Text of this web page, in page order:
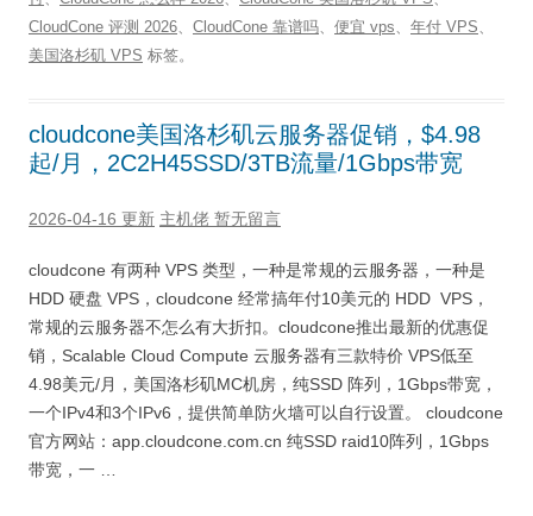
CloudCone 评测 2026、 CloudCone 靠谱吗、 便宜 vps、 年付 VPS、
美国洛杉矶 VPS 标签。
cloudcone美国洛杉矶云服务器促销，$4.98
起/月，2C2H45SSD/3TB流量/1Gbps带宽
2026-04-16 更新 主机佬 暂无留言
cloudcone 有两种 VPS 类型，一种是常规的云服务器，一种是
HDD 硬盘 VPS，cloudcone 经常搞年付10美元的 HDD VPS，
常规的云服务器不怎么有大折扣。cloudcone推出最新的优惠促
销，Scalable Cloud Compute 云服务器有三款特价 VPS低至
4.98美元/月，美国洛杉矶MC机房，纯SSD 阵列，1Gbps带宽，
一个IPv4和3个IPv6，提供简单防火墙可以自行设置。 cloudcone
官方网站：app.cloudcone.com.cn 纯SSD raid10阵列，1Gbps
带宽，一 …